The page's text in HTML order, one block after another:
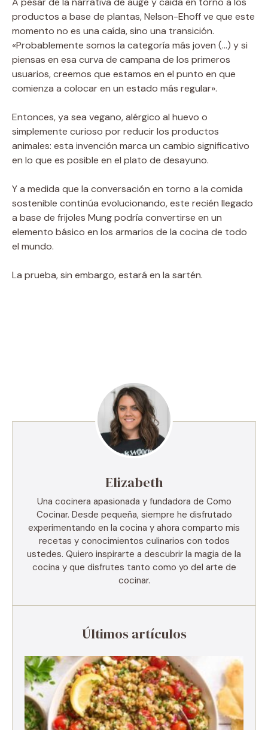
productos a base de plantas, Nelson-Ehoff ve que este
momento no es una caída, sino una transición.
«Probablemente somos la categoría más joven (…) y si
piensas en esa curva de campana de los primeros
usuarios, creemos que estamos en el punto en que
comienza a colocar en un estado más regular».
Entonces, ya sea vegano, alérgico al huevo o
simplemente curioso por reducir los productos
animales: esta invención marca un cambio significativo
en lo que es posible en el plato de desayuno.
Y a medida que la conversación en torno a la comida
sostenible continúa evolucionando, este recién llegado
a base de frijoles Mung podría convertirse en un
elemento básico en los armarios de la cocina de todo
el mundo.
La prueba, sin embargo, estará en la sartén.
Elizabeth
Una cocinera apasionada y fundadora de Como
Cocinar. Desde pequeña, siempre he disfrutado
experimentando en la cocina y ahora comparto mis
recetas y conocimientos culinarios con todos
ustedes. Quiero inspirarte a descubrir la magia de la
cocina y que disfrutes tanto como yo del arte de
cocinar.
Últimos artículos